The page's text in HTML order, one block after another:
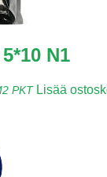
N1
PKT Lisää